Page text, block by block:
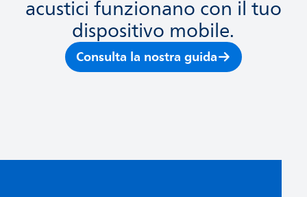
acustici funzionano con il tuo
dispositivo mobile.
Consulta la nostra guida